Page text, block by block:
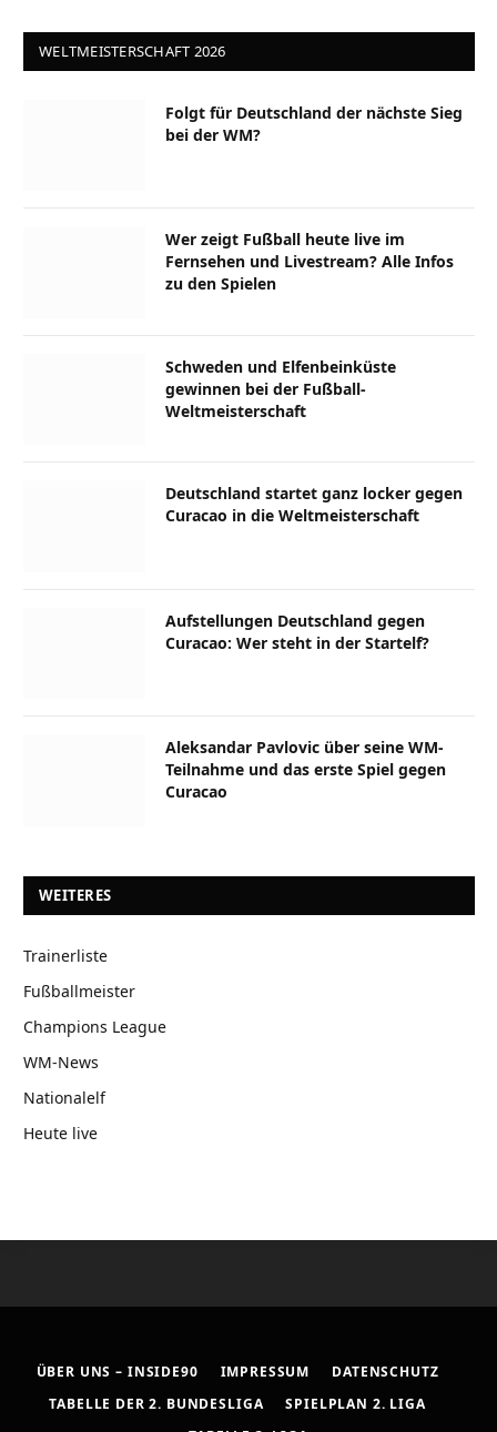
WELTMEISTERSCHAFT 2026
Folgt für Deutschland der nächste Sieg
bei der WM?
Wer zeigt Fußball heute live im
Fernsehen und Livestream? Alle Infos
zu den Spielen
Schweden und Elfenbeinküste
gewinnen bei der Fußball-
Weltmeisterschaft
Deutschland startet ganz locker gegen
Curacao in die Weltmeisterschaft
Aufstellungen Deutschland gegen
Curacao: Wer steht in der Startelf?
Aleksandar Pavlovic über seine WM-
Teilnahme und das erste Spiel gegen
Curacao
WEITERES
Trainerliste
Fußballmeister
Champions League
WM-News
Nationalelf
Heute live
ÜBER UNS – INSIDE90 IMPRESSUM
DATENSCHUTZ
TABELLE DER 2. BUNDESLIGA
SPIELPLAN 2. LIGA